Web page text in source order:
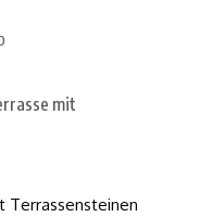
Terrassensteinen